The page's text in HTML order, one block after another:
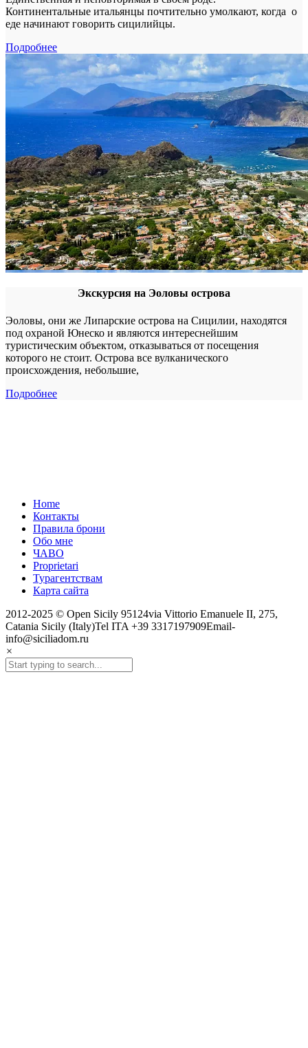
Континентальные итальянцы почтительно умолкают, когда о
еде начинают говорить сицилийцы.
Подробнее
Экскурсия на Эоловы острова
Эоловы, они же Липарские острова на Сицилии, находятся
под охраной Юнеско и являются интереснейшим
туристическим объектом, отказываться от посещения
которого не стоит. Острова все вулканического
происхождения, небольшие,
Подробнее
Home
Контакты
Правила брони
Обо мне
ЧАВО
Proprietari
Турагентствам
Карта сайта
2012-2025 © Open Sicily 95124via Vittorio Emanuele II, 275,
Catania Sicily (Italy)Tel ITA +39 3317197909Email-
info@siciliadom.ru
×